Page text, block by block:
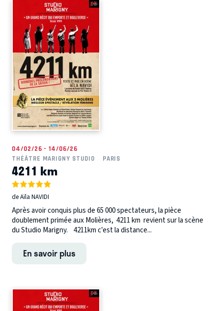
04/02/26 - 14/06/26
THÉÂTRE MARIGNY STUDIO
PARIS
4211 km
de Aïla NAVIDI
Après avoir conquis plus de 65 000 spectateurs, la pièce
doublement primée aux Molières, 4211 km revient sur la scène
du Studio Marigny. 4211km c’est la distance...
En savoir plus